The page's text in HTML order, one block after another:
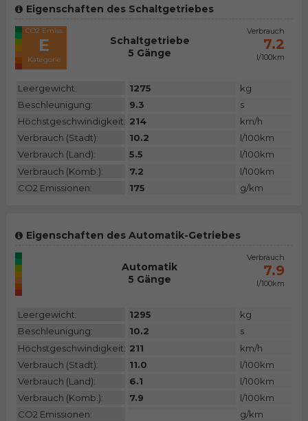
Eigenschaften des Schaltgetriebes
CO2 Emiss.
E
Kategorie
Schaltgetriebe
5 Gänge
Verbrauch
7.2
l/100km
Leergewicht: 1275
kg
Beschleunigung:
9.3
s
Höchstgeschwindigkeit: 214
km/h
Verbrauch (Stadt):
10.2
l/100km
Verbrauch (Land):
5.5
l/100km
Verbrauch (Komb.):
7.2
l/100km
CO2 Emissionen:
175 g/km
Eigenschaften des Automatik-Getriebes
N/A
Kategorie
Automatik
5 Gänge
Verbrauch
7.9
l/100km
Leergewicht: 1295
kg
Beschleunigung:
10.2
s
Höchstgeschwindigkeit: 211
km/h
Verbrauch (Stadt):
11.0
l/100km
Verbrauch (Land):
6.1
l/100km
Verbrauch (Komb.):
7.9
l/100km
CO2 Emissionen:
g/km